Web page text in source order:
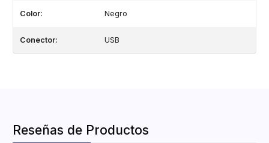
Color: Negro
Conector: USB
Reseñas de Productos